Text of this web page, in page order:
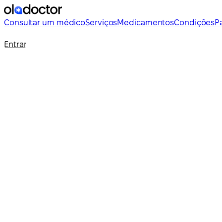
Consultar um médicoServiçosMedicamentosCondições
Entrar